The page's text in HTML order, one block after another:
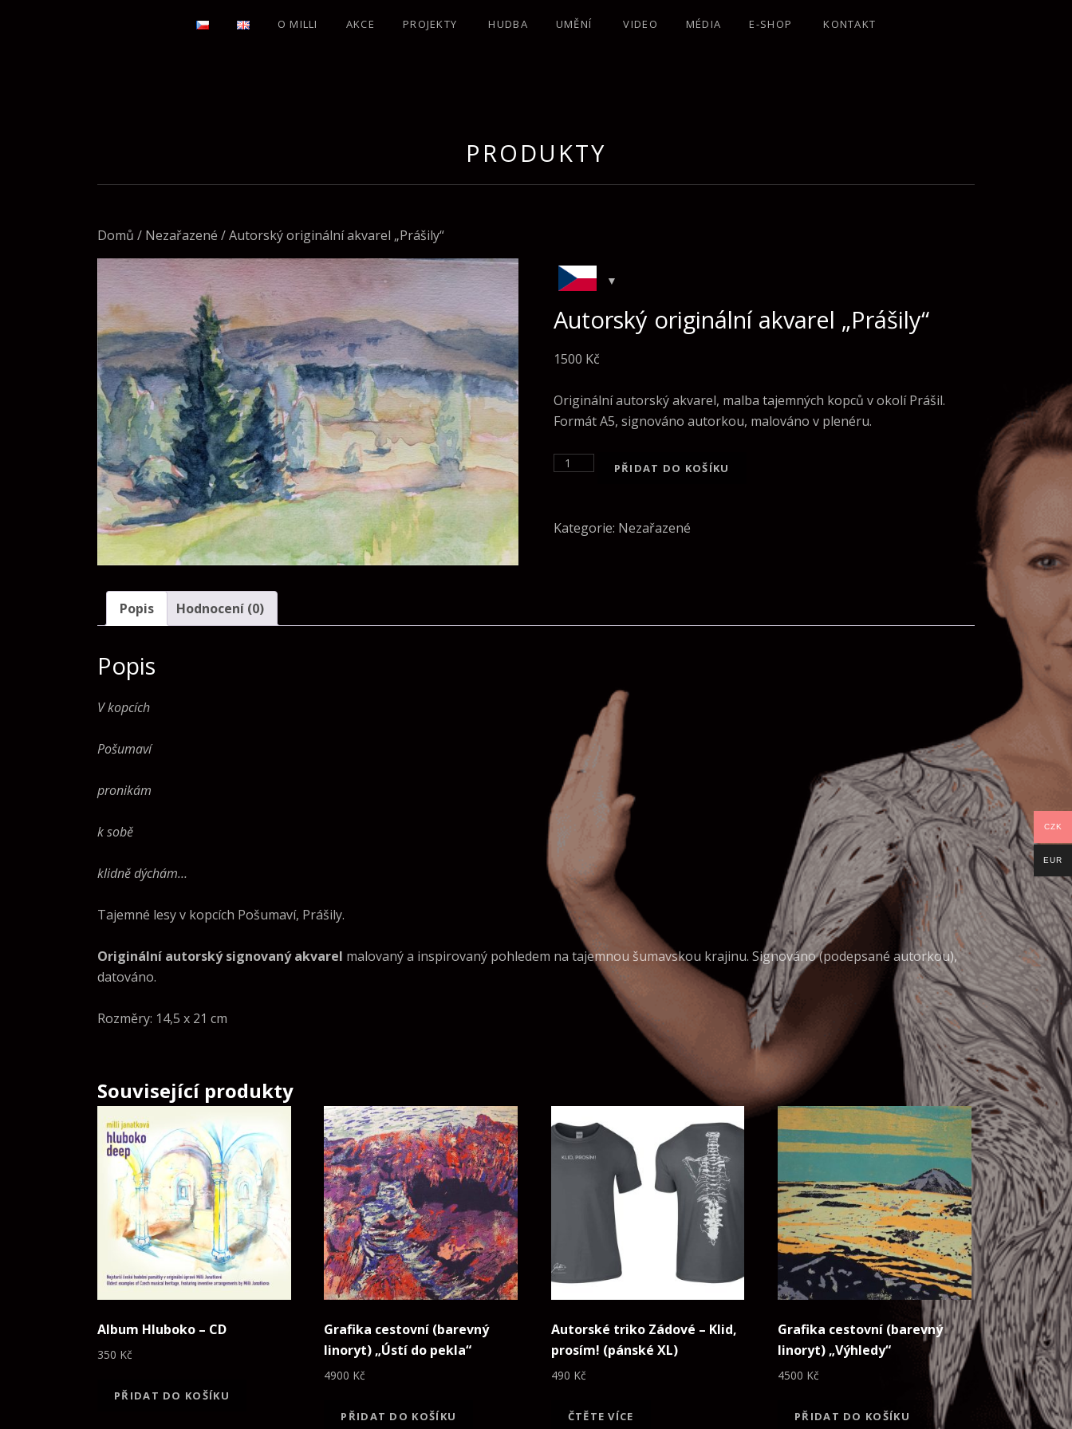
O MILLI AKCE PROJEKTY HUDBA UMĚNÍ VIDEO MÉDIA E-SHOP KONTAKT
PRODUKTY
Domů / Nezařazené / Autorský originální akvarel „Prášily“
Autorský originální akvarel „Prášily“
1500 Kč
Originální autorský akvarel, malba tajemných kopců v okolí Prášil.
Formát A5, signováno autorkou, malováno v plenéru.
Autorský originální akvarel "Prášily" množství
PŘIDAT DO KOŠÍKU
Kategorie: Nezařazené
Popis Hodnocení (0)
Popis
V kopcích
Pošumaví
pronikám
k sobě
klidně dýchám…
Tajemné lesy v kopcích Pošumaví, Prášily.
Originální autorský signovaný akvarel malovaný a inspirovaný pohledem na tajemnou šumavskou krajinu. Signováno (podepsané autorkou),
datováno.
Rozměry: 14,5 x 21 cm
Související produkty
Album Hluboko – CD
350 Kč
PŘIDAT DO KOŠÍKU
Grafika cestovní (barevný
linoryt) „Ústí do pekla“
4900 Kč
PŘIDAT DO KOŠÍKU
Autorské triko Zádové – Klid,
prosím! (pánské XL)
490 Kč
ČTĚTE VÍCE
Grafika cestovní (barevný
linoryt) „Výhledy“
4500 Kč
PŘIDAT DO KOŠÍKU
CZK
EUR